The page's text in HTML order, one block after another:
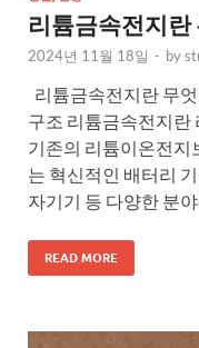
리튬금속전지란
2024년 11월 18일 - by
리튬금속전지란 무
구조 리튬금속전지란
기존의 리튬이온전지
는 혁신적인 배터리
자기기 등 다양한 분야
READ MORE